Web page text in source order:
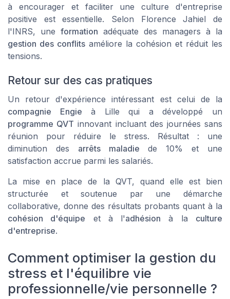
à encourager et faciliter une culture d'entreprise
positive est essentielle. Selon Florence Jahiel de
l'INRS, une formation adéquate des managers à la
gestion des conflits améliore la cohésion et réduit les
tensions.
Retour sur des cas pratiques
Un retour d'expérience intéressant est celui de la
compagnie Engie à Lille qui a développé un
programme QVT innovant incluant des journées sans
réunion pour réduire le stress. Résultat : une
diminution des arrêts maladie de 10% et une
satisfaction accrue parmi les salariés.
La mise en place de la QVT, quand elle est bien
structurée et soutenue par une démarche
collaborative, donne des résultats probants quant à la
cohésion d'équipe et à l'adhésion à la culture
d'entreprise.
Comment optimiser la gestion du
stress et l'équilibre vie
professionnelle/vie personnelle ?